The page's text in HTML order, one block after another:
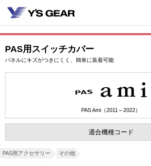
PAS用スイッチカバー
パネルにキズがつきにくく、簡単に装着可能
PAS Ami（2011～2022）
適合機種コード
PAS用アクセサリー その他